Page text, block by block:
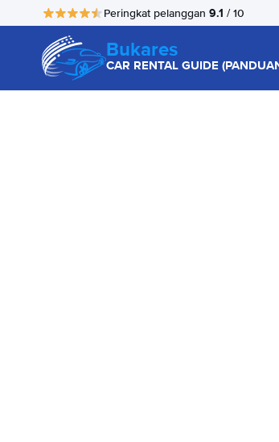
Peringkat pelanggan 9.1 / 10
Bukares
CAR RENTAL GUIDE